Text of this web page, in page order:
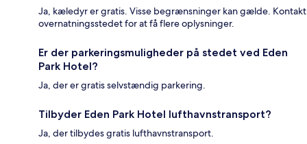
Ja, kæledyr er gratis. Visse begrænsninger kan gælde. Kontakt
overnatningsstedet for at få flere oplysninger.
Er der parkeringsmuligheder på stedet ved Eden
Park Hotel?
Ja, der er gratis selvstændig parkering.
Tilbyder Eden Park Hotel lufthavnstransport?
Ja, der tilbydes gratis lufthavnstransport.